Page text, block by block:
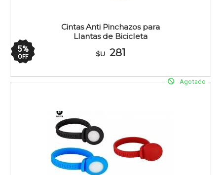
Cintas Anti Pinchazos para
Llantas de Bicicleta
5%
OFF $U 281
Agotado